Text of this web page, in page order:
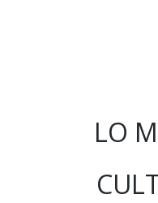
LO